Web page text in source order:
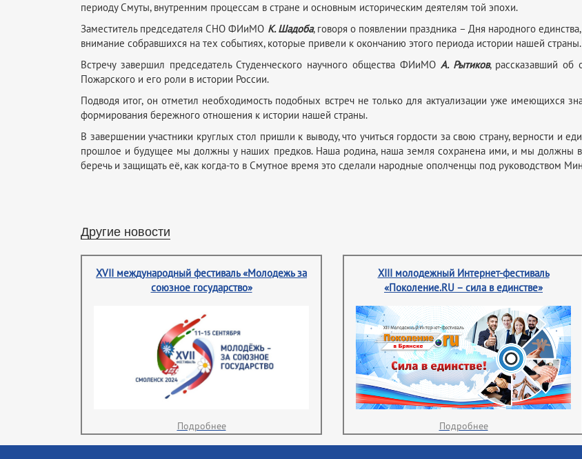
периоду Смуты, внутренним процессам в стране и основным историческим деятелям той эпохи.
Заместитель председателя СНО ФИиМО К. Шадоба, говоря о появлении праздника – Дня народного
внимание собравшихся на тех событиях, которые привели к окончанию этого периода истории нашей страны.
Встречу завершил председатель Студенческого научного общества ФИиМО А. Рытиков, рассказавший об
Пожарского и его роли в истории России.
Подводя итог, он отметил необходимость подобных встреч не только для актуализации уже имеющихся
формирования бережного отношения к истории нашей страны.
В завершении участники круглых стол пришли к выводу, что учиться гордости за свою страну, верности и
прошлое и будущее мы должны у наших предков. Наша родина, наша земля сохранена ими, и мы должны в
беречь и защищать её, как когда-то в Смутное время это сделали народные ополченцы под руководством
Другие новости
XVII международный фестиваль «Молодежь за
союзное государство»
Подробнее
XIII молодежный Интернет-фестиваль
«Поколение.RU – сила в единстве»
Подробнее